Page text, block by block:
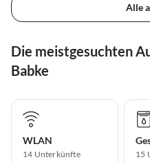
Alle
Die meistgesuchten
Babke
WLAN
14 Unterkünfte 15